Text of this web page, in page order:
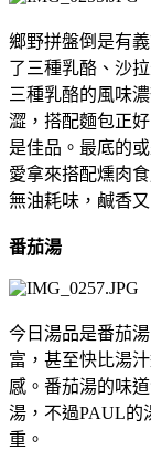
鄉野拼盤倒是有
了三種乳酪、沙
三種乳酪的風味
澀，搭配麵包正
是佳品。最底的
愛拿來搭配燻肉
無油耗味，鹹香
番茄湯
今日湯品是番茄
富，甚至快比湯
感。番茄湯的味
湯，不過PAUL的
重。